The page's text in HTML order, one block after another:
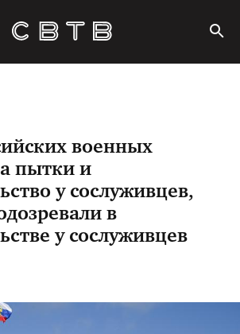
военных
пытки и
у сослуживцев,
в
у сослуживцев